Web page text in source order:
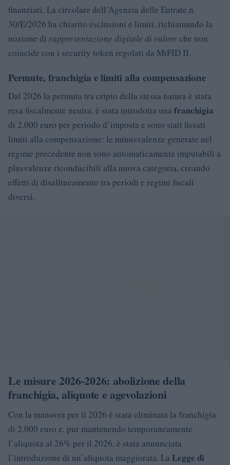
finanziari. La circolare dell’Agenzia delle Entrate n.
30/E/2026 ha chiarito esclusioni e limiti, richiamando la
nozione di rappresentazione digitale di valore che non
coincide con i security token regolati da MiFID II.
Permute, franchigia e limiti alla compensazione
Dal 2026 la permuta tra cripto della stessa natura è stata
resa fiscalmente neutra, è stata introdotta una franchigia
di 2.000 euro per periodo d’imposta e sono stati fissati
limiti alla compensazione: le minusvalenze generate nel
regime precedente non sono automaticamente imputabili a
plusvalenze riconducibili alla nuova categoria, creando
effetti di disallineamento tra periodi e regimi fiscali
diversi.
Le misure 2026-2026: abolizione della
franchigia, aliquote e agevolazioni
Con la manovra per il 2026 è stata eliminata la franchigia
di 2.000 euro e, pur mantenendo temporaneamente
l’aliquota al 26% per il 2026, è stata annunciata
l’introduzione di un’aliquota maggiorata. La Legge di